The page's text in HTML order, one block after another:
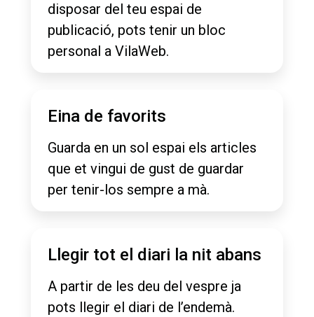
disposar del teu espai de
publicació, pots tenir un bloc
personal a VilaWeb.
Eina de favorits
Guarda en un sol espai els articles
que et vingui de gust de guardar
per tenir-los sempre a mà.
Llegir tot el diari la nit abans
A partir de les deu del vespre ja
pots llegir el diari de l’endemà.